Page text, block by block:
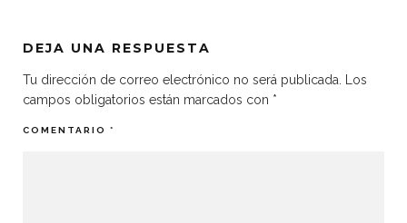
DEJA UNA RESPUESTA
Tu dirección de correo electrónico no será publicada. Los
campos obligatorios están marcados con *
COMENTARIO *